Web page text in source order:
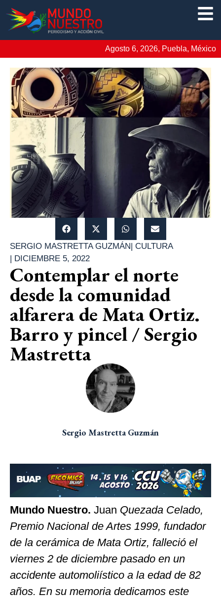
Agosto 6, 2026, Puebla, México
SERGIO MASTRETTA GUZMÁN CULTURA
DICIEMBRE 5, 2022
Contemplar el norte
desde la comunidad
alfarera de Mata Ortiz.
Barro y pincel / Sergio
Mastretta
Sergio Mastretta Guzmán
Mundo Nuestro. Juan Quezada Celado,
Premio Nacional de Artes 1999, fundador
de la cerámica de Mata Ortiz, falleció el
viernes 2 de diciembre pasado en un
accidente automoliístico a la edad de 82
años. En su memoria dedicamos este